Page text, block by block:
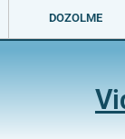
DOZOLME